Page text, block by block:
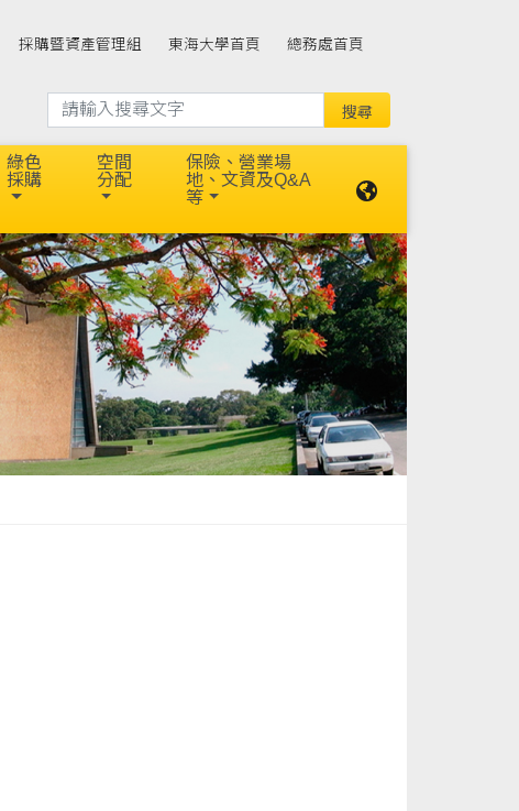
採購暨資產管理組 東海大學首頁
總務處首頁
綠色
採購
空間
分配
保險、營業場
地、文資及Q&A
等